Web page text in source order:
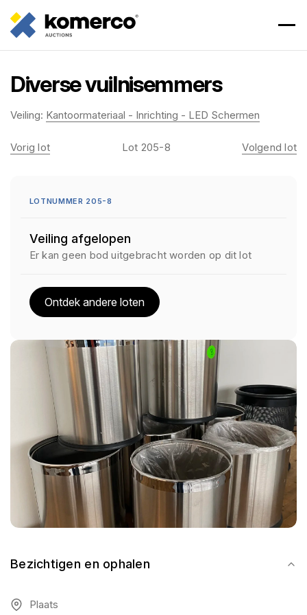
Diverse vuilnisemmers
Veiling: Kantoormateriaal - Inrichting - LED Schermen
Bezichtigen en ophalen
Plaats
Vorig lot Lot 205-8 Volgend lot
LOTNUMMER 205-8
Veiling afgelopen
Er kan geen bod uitgebracht worden op dit lot
Ontdek andere loten